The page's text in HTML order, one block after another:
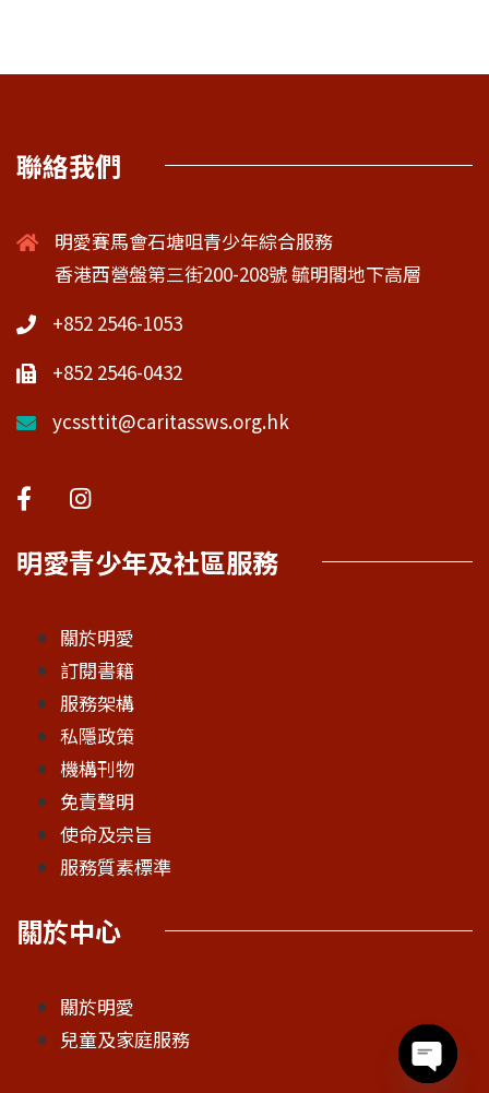
聯絡我們
明愛賽馬會石塘咀青少年綜合服務
香港西營盤第三街200-208號 毓明閣地下高層
+852 2546-1053
+852 2546-0432
ycssttit@caritassws.org.hk
明愛青少年及社區服務
關於明愛
訂閱書籍
服務架構
私隱政策
機構刊物
免責聲明
使命及宗旨
服務質素標準
關於中心
關於明愛
兒童及家庭服務